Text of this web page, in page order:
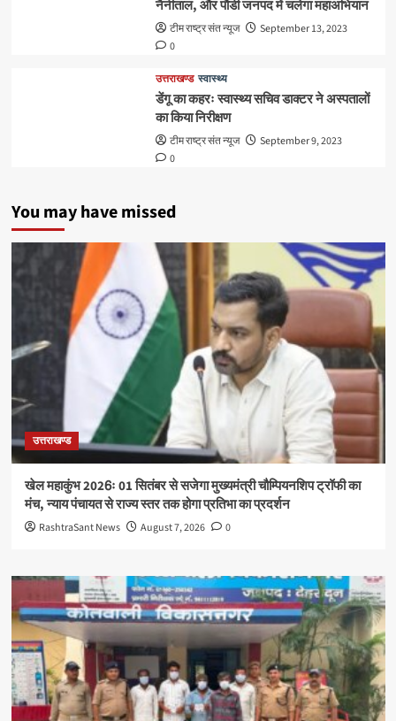
नैनीताल, और पौडी जनपद में चलेगा महाअभियान
टीम राष्ट्र संत न्यूज
September 13, 2023
0
उत्तराखण्ड स्वास्थ्य
डेंगू का कहरः स्वास्थ्य सचिव डाक्टर ने अस्पतालों
का किया निरीक्षण
टीम राष्ट्र संत न्यूज
September 9, 2023
0
You may have missed
उत्तराखण्ड
खेल महाकुंभ 2026ः 01 सितंबर से सजेगा मुख्यमंत्री चौम्पियनशिप ट्रॉफी का
मंच, न्याय पंचायत से राज्य स्तर तक होगा प्रतिभा का प्रदर्शन
RashtraSant News August 7, 2026 0